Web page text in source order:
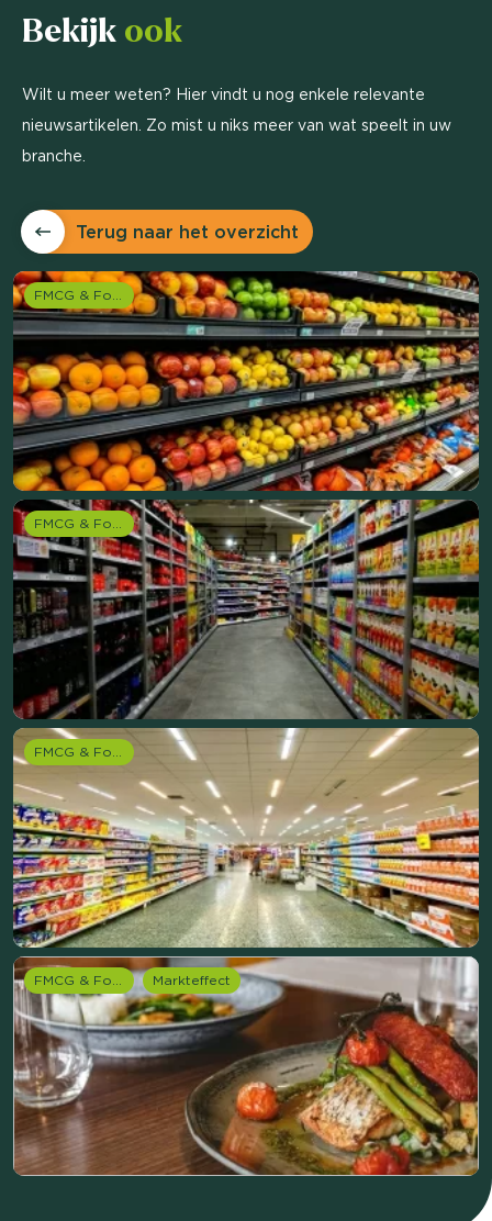
Bekijk ook
Wilt u meer weten? Hier vindt u nog enkele relevante
nieuwsartikelen. Zo mist u niks meer van wat speelt in uw
branche.
Terug naar het overzicht
Markteffect